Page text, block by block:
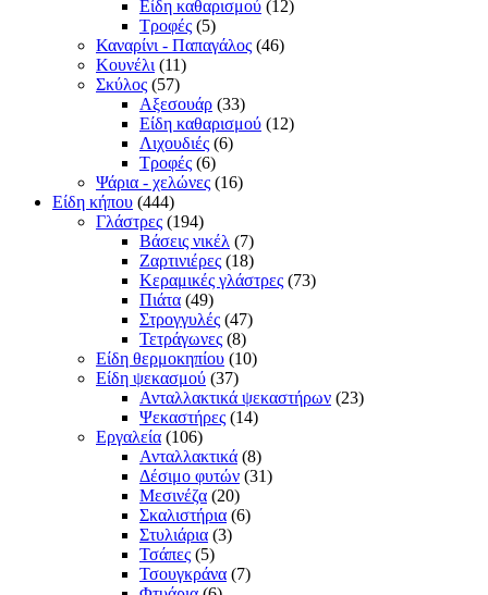
Είδη καθαρισμού (12)
Τροφές (5)
Καναρίνι - Παπαγάλος (46)
Κουνέλι (11)
Σκύλος (57)
Αξεσουάρ (33)
Είδη καθαρισμού (12)
Λιχουδιές (6)
Τροφές (6)
Ψάρια - χελώνες (16)
Είδη κήπου (444)
Γλάστρες (194)
Βάσεις νικέλ (7)
Ζαρτινιέρες (18)
Κεραμικές γλάστρες (73)
Πιάτα (49)
Στρογγυλές (47)
Τετράγωνες (8)
Είδη θερμοκηπίου (10)
Είδη ψεκασμού (37)
Ανταλλακτικά ψεκαστήρων (23)
Ψεκαστήρες (14)
Εργαλεία (106)
Ανταλλακτικά (8)
Δέσιμο φυτών (31)
Μεσινέζα (20)
Σκαλιστήρια (6)
Στυλιάρια (3)
Τσάπες (5)
Τσουγκράνα (7)